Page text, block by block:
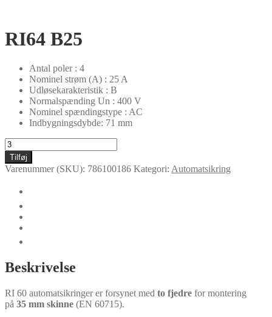
RI64 B25
Antal poler : 4
Nominel strøm (A) : 25 A
Udløsekarakteristik : B
Normalspænding Un : 400 V
Nominel spændingstype : AC
Indbygningsdybde: 71 mm
RI64
B25
antal
Tilføj
Varenummer (SKU): 786100186 Kategori: Automatsikring
Beskrivelse
RI 60 automatsikringer er forsynet med to fjedre for montering
på 35 mm skinne (EN 60715).